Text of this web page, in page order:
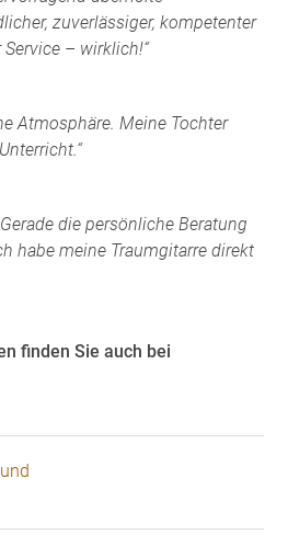
zuverlässiger, kompetenter
– wirklich!“
Atmosphäre. Meine Tochter
die persönliche Beratung
habe meine Traumgitarre direkt
finden Sie auch bei